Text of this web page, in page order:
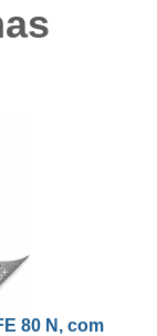
80 N, com